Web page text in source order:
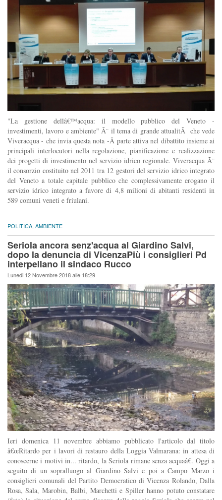
"La gestione dellâ€™acqua: il modello pubblico del Veneto -
investimenti, lavoro e ambiente" Ã¨ il tema di grande attualitÃ che vede
Viveracqua - che invia questa nota -Â parte attiva nel dibattito insieme ai
principali interlocutori nella regolazione, pianificazione e realizzazione
dei progetti di investimento nel servizio idrico regionale. Viveracqua Ã¨
il consorzio costituito nel 2011 tra 12 gestori del servizio idrico integrato
del Veneto a totale capitale pubblico che complessivamente erogano il
servizio idrico integrato a favore di 4,8 milioni di abitanti residenti in
589 comuni veneti e friulani.
POLITICA AMBIENTE
Seriola ancora senz'acqua al Giardino Salvi,
dopo la denuncia di VicenzaPiù i consiglieri Pd
interpellano il sindaco Rucco
Lunedi 12 Novembre 2018 alle 18:29
Ieri domenica 11 novembre abbiamo pubblicato l'articolo dal titolo
â€œRitardo per i lavori di restauro della Loggia Valmarana: in attesa di
conoscerne i motivi in... ritardo, la Seriola rimane senza acquaâ€. Oggi a
seguito di un sopralluogo al Giardino Salvi e poi a Campo Marzo i
consiglieri comunali del Partito Democratico di Vicenza Rolando, Dalla
Rosa, Sala, Marobin, Balbi, Marchetti e Spiller hanno potuto constatare